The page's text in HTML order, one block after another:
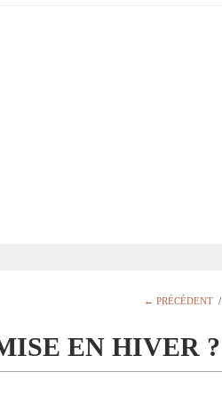
← PRÉCÉDENT /
EN HIVER ?